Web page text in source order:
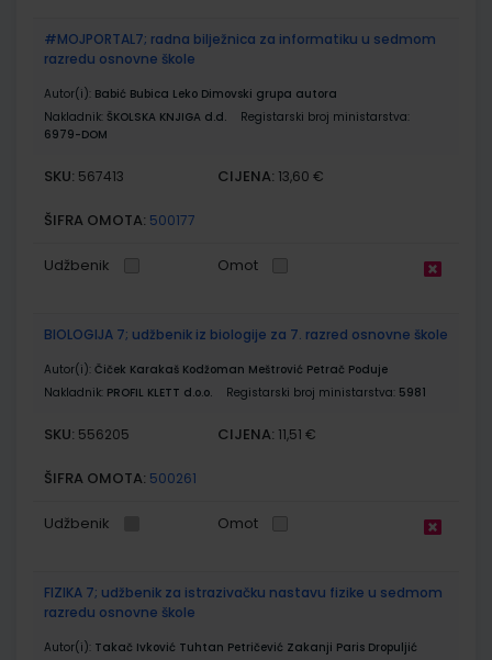
#MOJPORTAL7; radna bilježnica za informatiku u sedmom
razredu osnovne škole
Autor(i): Babić Bubica Leko Dimovski grupa autora
Nakladnik: ŠKOLSKA KNJIGA d.d.
Registarski broj ministarstva:
6979-DOM
SKU: 567413 CIJENA: 13,60 €
ŠIFRA OMOTA: 500177
Udžbenik Omot
BIOLOGIJA 7; udžbenik iz biologije za 7. razred osnovne škole
Autor(i): Čiček Karakaš Kodžoman Meštrović Petrač Poduje
Nakladnik: PROFIL KLETT d.o.o. Registarski broj ministarstva: 5981
SKU: 556205 CIJENA: 11,51 €
ŠIFRA OMOTA: 500261
Udžbenik Omot
FIZIKA 7; udžbenik za istrazivačku nastavu fizike u sedmom
razredu osnovne škole
Autor(i): Takač Ivković Tuhtan Petričević Zakanji Paris Dropuljić